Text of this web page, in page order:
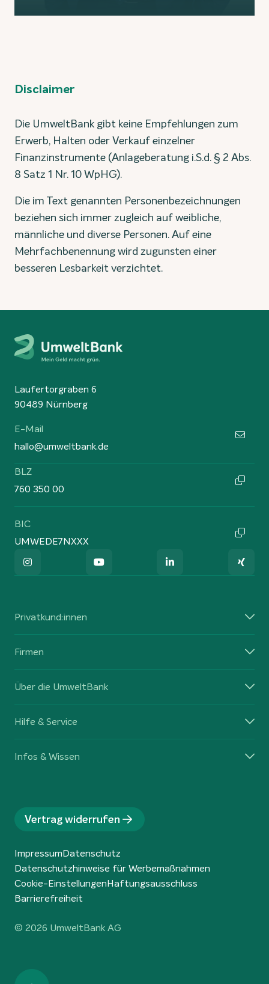
Disclaimer
Die UmweltBank gibt keine Empfehlungen zum
Erwerb, Halten oder Verkauf einzelner
Finanzinstrumente (Anlageberatung i.S.d. § 2 Abs.
8 Satz 1 Nr. 10 WpHG).
Die im Text genannten Personenbezeichnungen
beziehen sich immer zugleich auf weibliche,
männliche und diverse Personen. Auf eine
Mehrfachbenennung wird zugunsten einer
besseren Lesbarkeit verzichtet.
Laufertorgraben 6
90489 Nürnberg
E-Mail
hallo@umweltbank.de
BLZ
760 350 00
BIC
UMWEDE7NXXX
Privatkund:innen
Firmen
Über die UmweltBank
Hilfe & Service
Infos & Wissen
Vertrag widerrufen
ImpressumDatenschutz
Datenschutzhinweise für Werbemaßnahmen
Cookie-EinstellungenHaftungsausschluss
Barrierefreiheit
© 2026 UmweltBank AG